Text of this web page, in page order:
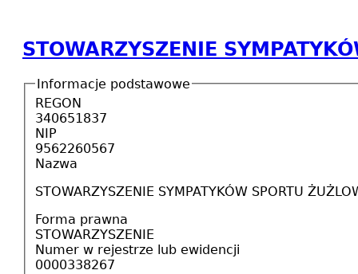
STOWARZYSZENIE
Informacje podstawowe
REGON
340651837
NIP
9562260567
Nazwa
STOWARZYSZENIE SYMPATYKÓW SPORTU
Forma prawna
STOWARZYSZENIE
Numer w rejestrze lub ewidencji
0000338267